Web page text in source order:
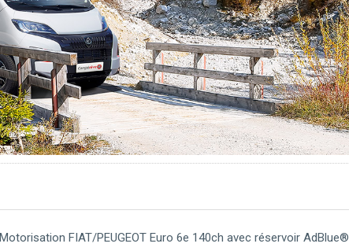
Motorisation FIAT/PEUGEOT Euro 6e 140ch avec réservoir AdBlue®